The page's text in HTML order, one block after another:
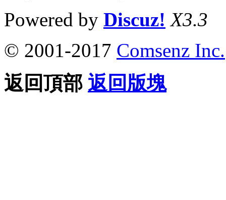
Powered by Discuz! X3.3
© 2001-2017 Comsenz Inc.
返回頂部 返回版塊